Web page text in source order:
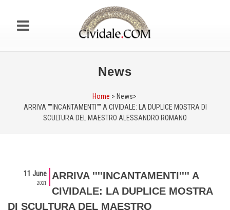
News
Home > News>
ARRIVA ''''INCANTAMENTI'''' A CIVIDALE: LA DUPLICE MOSTRA DI
SCULTURA DEL MAESTRO ALESSANDRO ROMANO
11 June
2021
ARRIVA ''''INCANTAMENTI'''' A
CIVIDALE: LA DUPLICE MOSTRA
DI SCULTURA DEL MAESTRO